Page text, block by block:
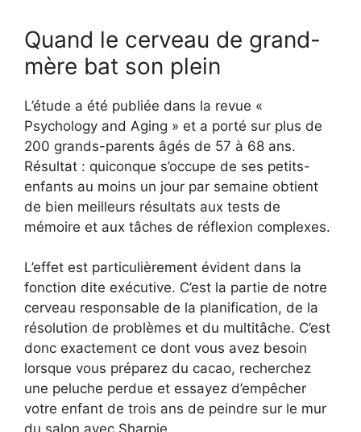
Quand le cerveau de grand-
mère bat son plein
L’étude a été publiée dans la revue «
Psychology and Aging » et a porté sur plus de
200 grands-parents âgés de 57 à 68 ans.
Résultat : quiconque s’occupe de ses petits-
enfants au moins un jour par semaine obtient
de bien meilleurs résultats aux tests de
mémoire et aux tâches de réflexion complexes.
L’effet est particulièrement évident dans la
fonction dite exécutive. C’est la partie de notre
cerveau responsable de la planification, de la
résolution de problèmes et du multitâche. C’est
donc exactement ce dont vous avez besoin
lorsque vous préparez du cacao, recherchez
une peluche perdue et essayez d’empêcher
votre enfant de trois ans de peindre sur le mur